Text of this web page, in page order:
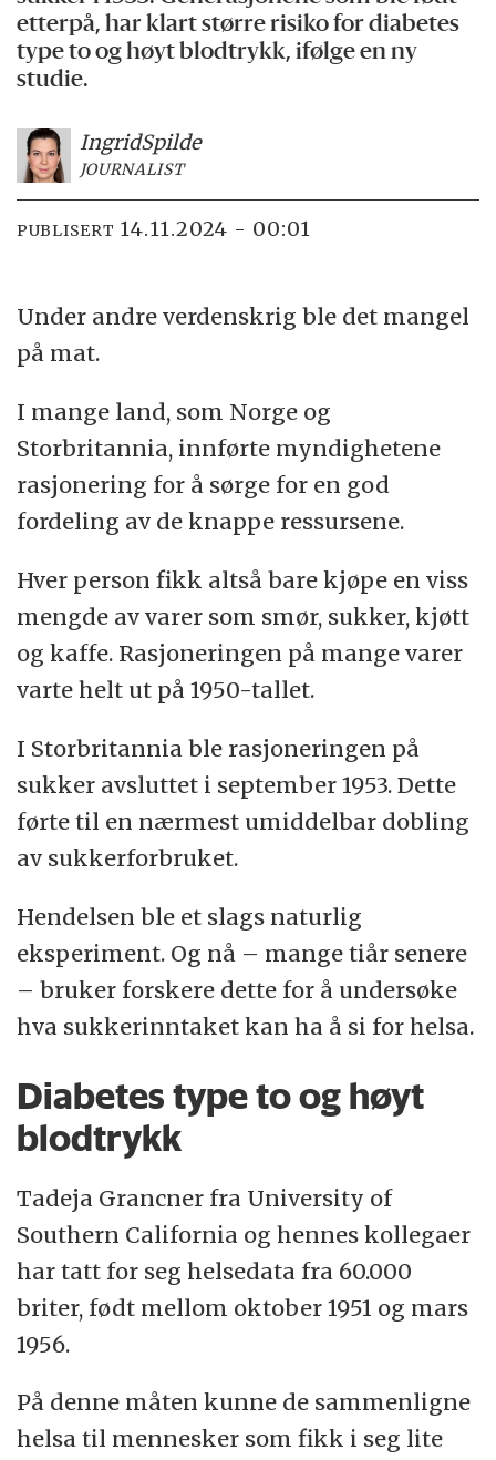
etterpå, har klart større risiko for diabetes
type to og høyt blodtrykk, ifølge en ny
studie.
IngridSpilde
JOURNALIST
PUBLISERT 14.11.2024 - 00:01
Under andre verdenskrig ble det mangel
på mat.
I mange land, som Norge og
Storbritannia, innførte myndighetene
rasjonering for å sørge for en god
fordeling av de knappe ressursene.
Hver person fikk altså bare kjøpe en viss
mengde av varer som smør, sukker, kjøtt
og kaffe. Rasjoneringen på mange varer
varte helt ut på 1950-tallet.
I Storbritannia ble rasjoneringen på
sukker avsluttet i september 1953. Dette
førte til en nærmest umiddelbar dobling
av sukkerforbruket.
Hendelsen ble et slags naturlig
eksperiment. Og nå – mange tiår senere
– bruker forskere dette for å undersøke
hva sukkerinntaket kan ha å si for helsa.
Diabetes type to og høyt
blodtrykk
Tadeja Grancner fra University of
Southern California og hennes kollegaer
har tatt for seg helsedata fra 60.000
briter, født mellom oktober 1951 og mars
1956.
På denne måten kunne de sammenligne
helsa til mennesker som fikk i seg lite